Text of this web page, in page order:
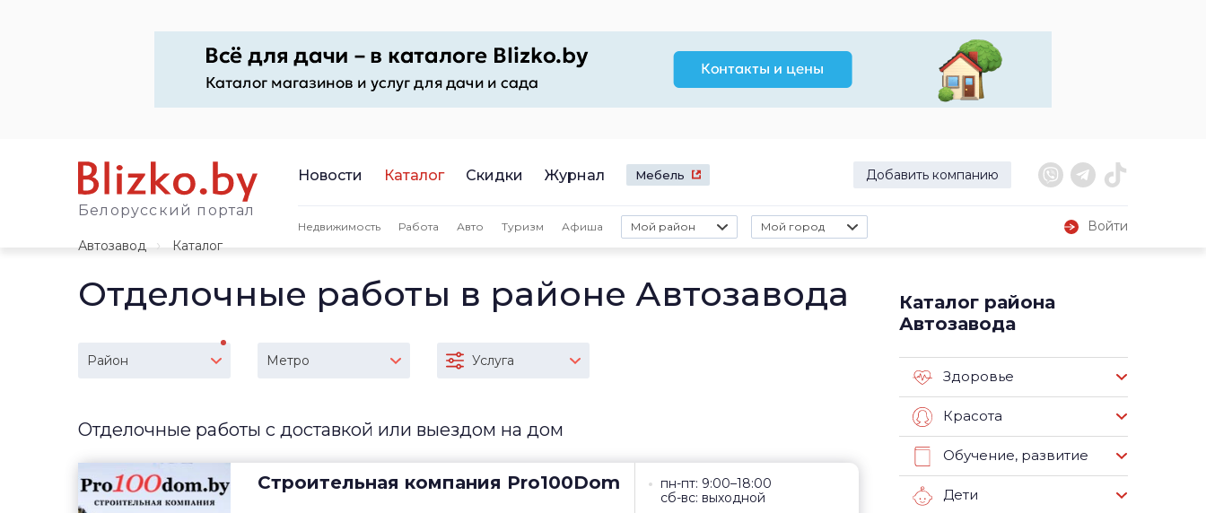
Белорусский портал
Новости Каталог Скидки Журнал Мебель Добавить компанию
Недвижимость Работа Авто Туризм Афиша Мой район Мой город
Войти
Автозавод
Каталог
Отделочные работы в районе Автозавода
Район Метро Услуга
Отделочные работы с доставкой или выездом на дом
Строительная компания Pro100Dom
пн-пт: 9:00–18:00
сб-вс: выходной
Каталог района
Автозавода
Здоровье
Красота
Обучение, развитие
Дети